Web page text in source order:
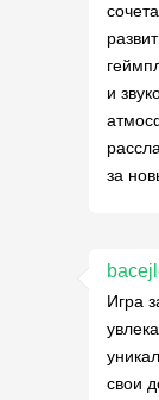
и
за
Игра
свои